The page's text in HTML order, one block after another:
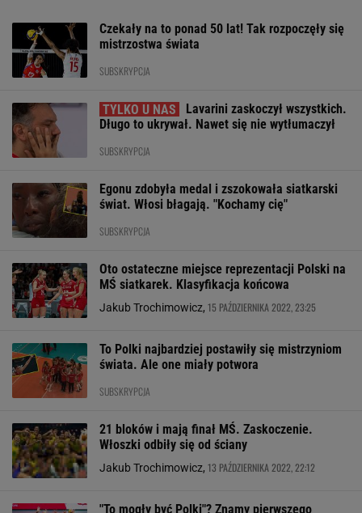
Czekały na to ponad 50 lat! Tak rozpoczęły się
mistrzostwa świata
SUBSKRYPCJA
Lavarini zaskoczył wszystkich.
Długo to ukrywał. Nawet się nie wytłumaczył
SUBSKRYPCJA
Egonu zdobyła medal i zszokowała siatkarski
świat. Włosi błagają. "Kochamy cię"
SUBSKRYPCJA
Oto ostateczne miejsce reprezentacji Polski na
MŚ siatkarek. Klasyfikacja końcowa
Jakub Trochimowicz, 15 PAŹDZIERNIKA 2022, 23:25
To Polki najbardziej postawiły się mistrzyniom
świata. Ale one miały potwora
SUBSKRYPCJA
21 bloków i mają finał MŚ. Zaskoczenie.
Włoszki odbiły się od ściany
Jakub Trochimowicz, 13 PAŹDZIERNIKA 2022, 22:12
"To mogły być Polki"? Znamy pierwszego